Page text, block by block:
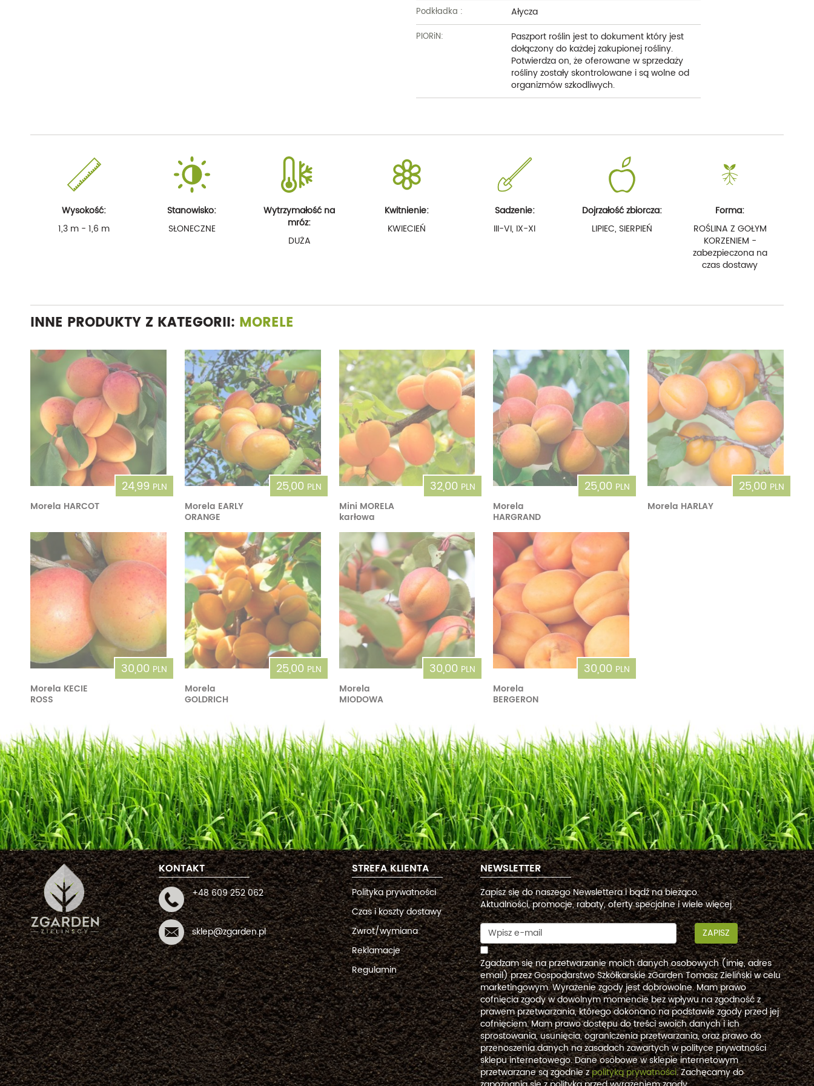
Podkładka : Ałycza
PIORiN:
Paszport roślin jest to dokument który jest
dołączony do każdej zakupionej rośliny.
Potwierdza on, że oferowane w sprzedaży
rośliny zostały skontrolowane i są wolne od
organizmów szkodliwych.
Wysokość:
1,3 m - 1,6 m
Stanowisko:
SŁONECZNE
Wytrzymałość na
mróz:
DUŻA
Kwitnienie:
KWIECIEŃ
Sadzenie:
III-VI, IX-XI
Dojrzałość zbiorcza:
LIPIEC, SIERPIEŃ
Forma:
ROŚLINA Z GOŁYM
KORZENIEM -
zabezpieczona na
czas dostawy
INNE PRODUKTY Z KATEGORII: MORELE
24,99 PLN
Morela HARCOT
25,00 PLN
Morela EARLY
ORANGE
32,00 PLN
Mini MORELA
karłowa
25,00 PLN
Morela
HARGRAND
25,00 PLN
Morela HARLAY
30,00 PLN
Morela KECIE
ROSS
25,00 PLN
Morela
GOLDRICH
30,00 PLN
Morela
MIODOWA
30,00 PLN
Morela
BERGERON
KONTAKT
+48 609 252 062
sklep@zgarden.pl
STREFA KLIENTA
Polityka prywatności
Czas i koszty dostawy
Zwrot/wymiana
Reklamacje
Regulamin
NEWSLETTER
Zapisz się do naszego Newslettera i bądź na bieżąco.
Aktualności, promocje, rabaty, oferty specjalne i wiele więcej.
ZAPISZ
Zgadzam się na przetwarzanie moich danych osobowych (imię, adres
email) przez Gospodarstwo Szkółkarskie zGarden Tomasz Zieliński w celu
marketingowym. Wyrażenie zgody jest dobrowolne. Mam prawo
cofnięcia zgody w dowolnym momencie bez wpływu na zgodność z
prawem przetwarzania, którego dokonano na podstawie zgody przed jej
cofnięciem. Mam prawo dostępu do treści swoich danych i ich
sprostowania, usunięcia, ograniczenia przetwarzania, oraz prawo do
przenoszenia danych na zasadach zawartych w polityce prywatności
sklepu internetowego. Dane osobowe w sklepie internetowym
przetwarzane są zgodnie zpolityką prywatności. Zachęcamy do